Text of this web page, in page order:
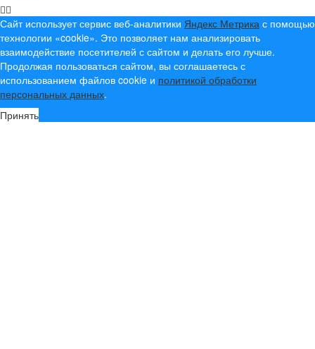
Сайт использует сервис веб-аналитики Яндекс Метрика с помощью
технологии «cookie». Это позволяет нам анализировать
взаимодействие посетителей с сайтом и делать его лучше.
Продолжая пользоваться сайтом, вы соглашаетесь с
использованием файлов cookie и политикой обработки
персональных данных.
Принять